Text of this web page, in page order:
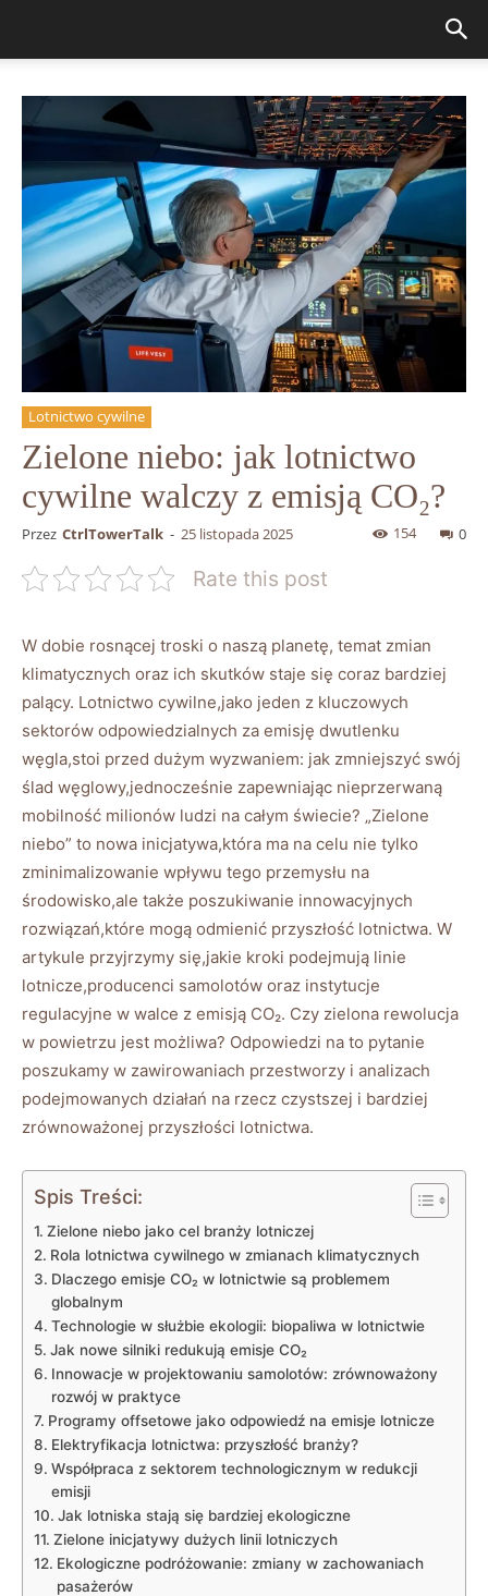
Lotnictwo cywilne
Zielone niebo: jak lotnictwo
cywilne walczy z emisją CO₂?
Przez CtrlTowerTalk - 25 listopada 2025 0
154
Rate this post
W dobie‍ rosnącej troski o ‌naszą planetę, temat zmian
klimatycznych‌ oraz ich skutków staje się⁢ coraz bardziej⁣
palący. Lotnictwo cywilne,jako jeden ⁢z kluczowych
sektorów odpowiedzialnych za emisję dwutlenku
‍węgla,stoi przed​ dużym wyzwaniem:⁢ jak zmniejszyć swój
ślad węglowy,jednocześnie ⁣zapewniając nieprzerwaną
mobilność ⁣milionów ludzi ⁤na całym⁣ świecie? „Zielone
niebo” to nowa‍ inicjatywa,która‍ ma na celu nie tylko
zminimalizowanie wpływu ‍tego przemysłu ⁢na
środowisko,ale także poszukiwanie innowacyjnych
‌rozwiązań,które mogą odmienić przyszłość lotnictwa.⁣ W
⁤artykule ​przyjrzymy się,jakie kroki‍ podejmują linie​
lotnicze,producenci samolotów oraz instytucje⁢
regulacyjne w ⁣walce⁤ z emisją CO₂.‍ Czy zielona⁣ rewolucja
w powietrzu ​jest możliwa? Odpowiedzi⁢ na to pytanie
poszukamy w zawirowaniach ​przestworzy i analizach
podejmowanych ⁣działań na rzecz czystszej i bardziej
zrównoważonej przyszłości lotnictwa.
Spis Treści:
Zielone niebo jako cel branży lotniczej
Rola lotnictwa cywilnego w zmianach klimatycznych
Dlaczego emisje CO₂ w ​lotnictwie są ‍problemem
globalnym
Technologie w służbie ekologii: biopaliwa w ​lotnictwie
Jak ‌nowe silniki redukują emisje CO₂
Innowacje‍ w⁣ projektowaniu samolotów: zrównoważony⁣
rozwój⁤ w praktyce
Programy offsetowe jako odpowiedź na emisje lotnicze
Elektryfikacja lotnictwa: przyszłość branży?
Współpraca z sektorem technologicznym w redukcji
emisji
Jak lotniska stają się⁣ bardziej ekologiczne
Zielone inicjatywy dużych⁢ linii lotniczych
Ekologiczne podróżowanie: zmiany w zachowaniach
pasażerów